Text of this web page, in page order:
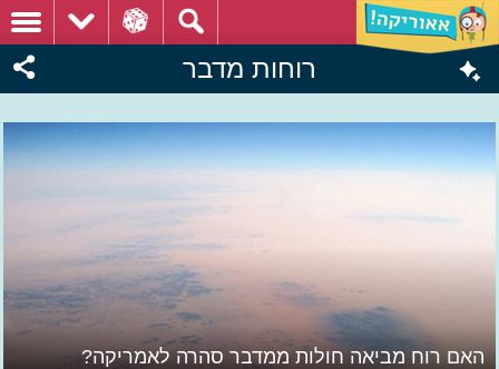
רוחות מדבר
האם רוח מביאה חולות ממדבר סהרה לאמריקה?